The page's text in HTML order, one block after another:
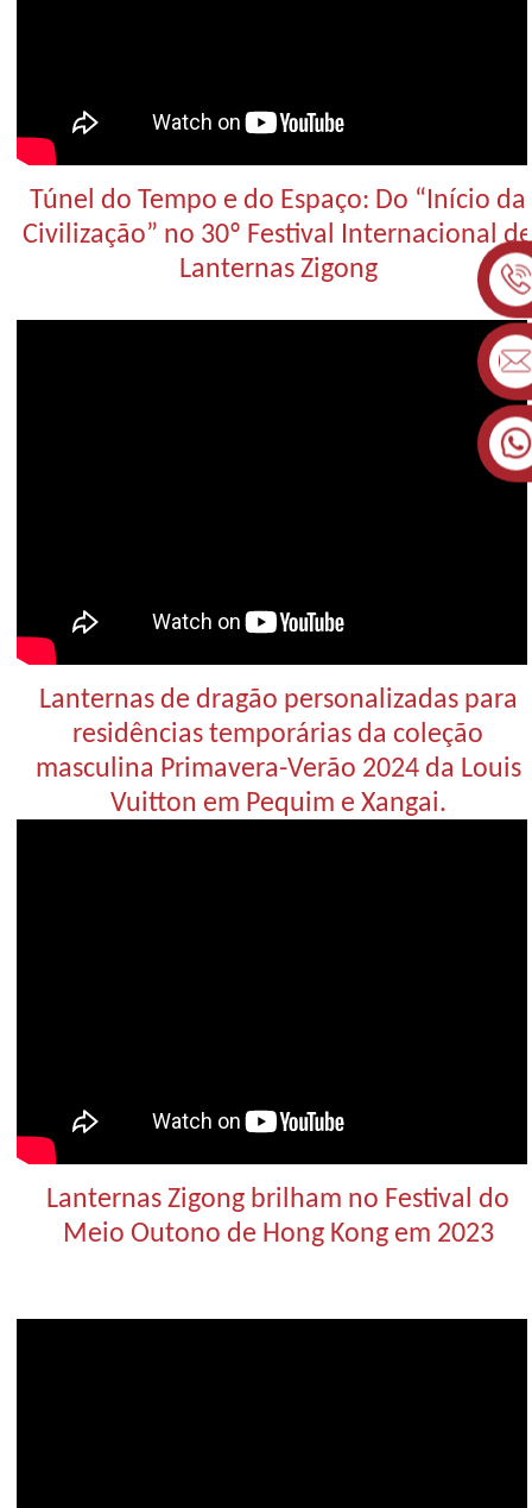
Túnel do Tempo e do Espaço: Do ​​“Início da
Civilização” no 30º Festival Internacional de
Lanternas Zigong
Lanternas de dragão personalizadas para
residências temporárias da coleção
masculina Primavera-Verão 2024 da Louis
Vuitton em Pequim e Xangai.
Lanternas Zigong brilham no Festival do
Meio Outono de Hong Kong em 2023